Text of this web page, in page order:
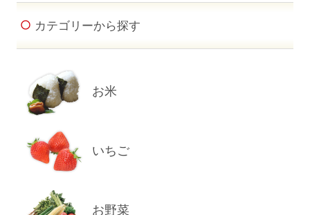
カテゴリーから探す
お米
いちご
お野菜